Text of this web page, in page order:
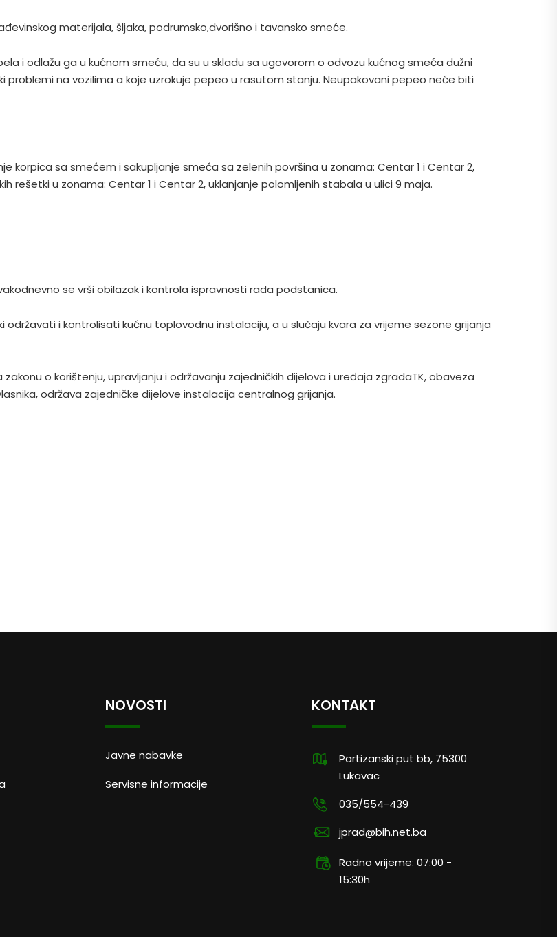
materijala, šljaka, podrumsko,dvorišno i tavansko smeće.
i odlažu ga u kućnom smeću, da su u skladu sa ugovorom o odvozu kućnog smeća dužni
na vozilima a koje uzrokuje pepeo u rasutom stanju. Neupakovani pepeo neće biti
korpica sa smećem i sakupljanje smeća sa zelenih površina u zonama: Centar 1 i Centar 2,
rešetki u zonama: Centar 1 i Centar 2, uklanjanje polomljenih stabala u ulici 9 maja.
se vrši obilazak i kontrola ispravnosti rada podstanica.
i kontrolisati kućnu toplovodnu instalaciju, a u slučaju kvara za vrijeme sezone grijanja
o korištenju, upravljanju i održavanju zajedničkih dijelova i uređaja zgradaTK, obaveza
održava zajedničke dijelove instalacija centralnog grijanja.
NOVOSTI
Javne nabavke
Servisne informacije
KONTAKT
Partizanski put bb, 75300
Lukavac
035/554-439
jprad@bih.net.ba
Radno vrijeme: 07:00 -
15:30h